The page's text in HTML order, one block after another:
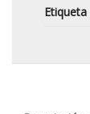
Etiqueta